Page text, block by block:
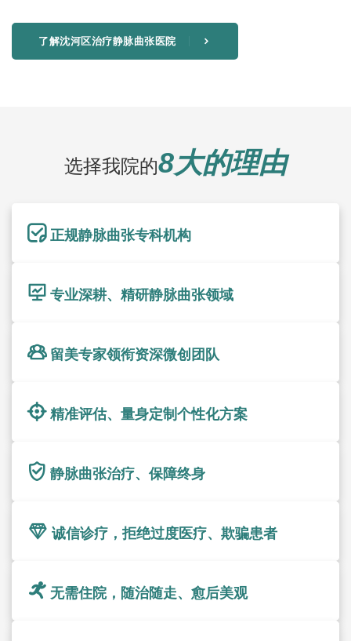
了解沈河区治疗静脉曲张医院
选择我院的8大的理由
正规静脉曲张专科机构
专业深耕、精研静脉曲张领域
留美专家领衔资深微创团队
精准评估、量身定制个性化方案
静脉曲张治疗、保障终身
诚信诊疗，拒绝过度医疗、欺骗患者
无需住院，随治随走、愈后美观